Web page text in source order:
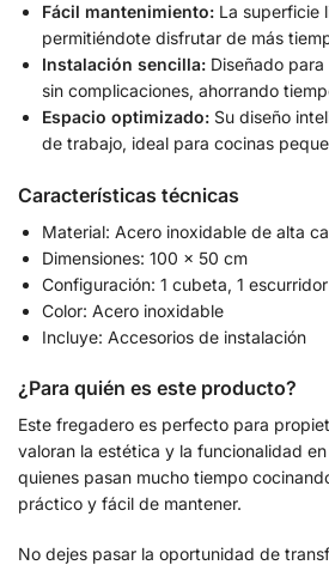
Fácil mantenimiento: La superficie
permitiéndote disfrutar de más
Instalación sencilla: Diseñado
sin complicaciones, ahorrando
Espacio optimizado: Su diseño
de trabajo, ideal para cocinas
Características técnicas
Material: Acero inoxidable de alta
Dimensiones: 100 x 50 cm
Configuración: 1 cubeta, 1 escurridor
Color: Acero inoxidable
Incluye: Accesorios de instalación
¿Para quién es este producto?
Este fregadero es perfecto para
valoran la estética y la funcionalidad
quienes pasan mucho tiempo
práctico y fácil de mantener.
No dejes pasar la oportunidad de